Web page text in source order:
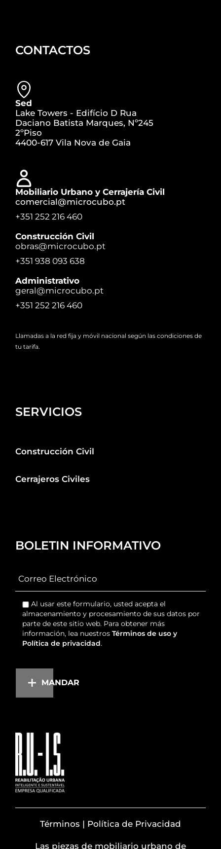
CONTACTOS
Sed
Lake Towers - Edifício D Rua
Daciano Batista Marques, Nº245
2ºPiso
4400-617 Vila Nova de Gaia
Mobiliario Urbano y Cerrajería Civil
comercial@microcubo.pt
+351 252 216 460
Construcción Civil
obras@microcubo.pt
+351 938 093 638
Administrativo
geral@microcubo.pt
+351 252 216 460
Llamadas a la red fija y móvil nacional según las condiciones de
tu tarifa.
SERVICIOS
Construcción Civil
Cerrajeros Civiles
BOLETIN INFORMATIVO
Al usar este formulario, usted acepta el
almacenamiento y procesamiento de sus datos por
parte de este sitio web. Para obtener más
información, lea nuestrosTérminos de uso y
Política de privacidad.
MANDAR
Términos | Política de Privacidad
Las piezas de mobiliario urbano de